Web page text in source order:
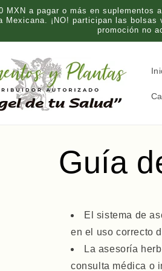
MXN a pagar o más en
Mexicana. ¡NO! participan las
promoción no
Guía
El sistema de
en el uso correcto
La asesoría
consulta médica o